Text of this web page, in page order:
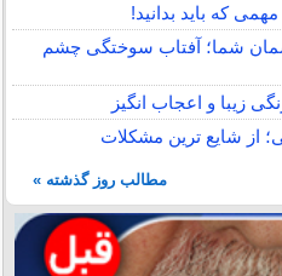
که باید بدانید!
شما؛ آفتاب سوختگی چشم
زیبا و اعجاب انگیز
از شایع ترین مشکلات
مطالب روز گذشته »